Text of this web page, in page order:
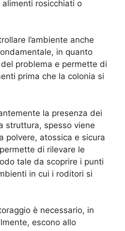
rosicchiati o
l’ambiente anche
in quanto
problema e permette di
prima che la colonia si
la presenza dei
struttura, spesso viene
polvere, atossica e sicura
di rilevare le
tale da scoprire i punti
in cui i roditori si
è necessario, in
escono allo